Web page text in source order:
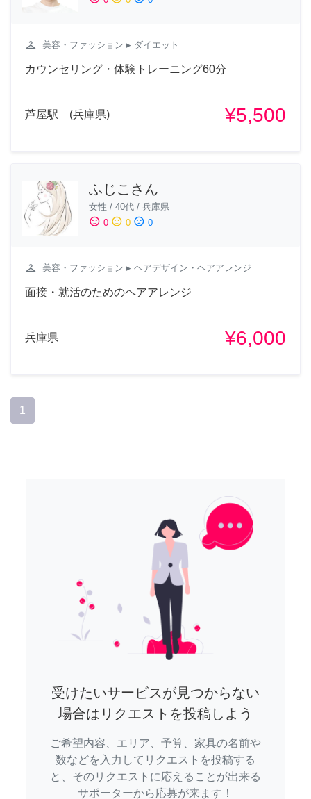
checkroom 美容・ファッション ▸ ダイエット
カウンセリング・体験トレーニング60分
芦屋駅 (兵庫県) ¥5,500
ふじこさん
女性 / 40代 / 兵庫県
sentiment_satisfied 0 sentiment_neutral 0 sentiment_dissatisfied 0
checkroom 美容・ファッション ▸ ヘアデザイン・ヘアアレンジ
面接・就活のためのヘアアレンジ
兵庫県 ¥6,000
1
受けたいサービスが見つからない
場合はリクエストを投稿しよう
ご希望内容、エリア、予算、家具の名前や
数などを入力してリクエストを投稿する
と、そのリクエストに応えることが出来る
サポーターから応募が来ます！